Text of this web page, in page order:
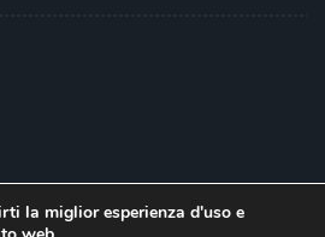
la miglior esperienza d'uso e